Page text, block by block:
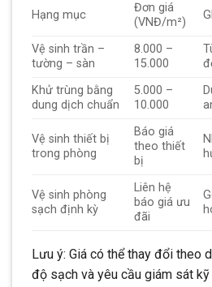
Hạng mục
Đơn giá
(VNĐ/m²)
Vệ sinh trần –
tường – sàn
8.000 –
15.000
Khử trùng bằng
dung dịch chuẩn
5.000 –
10.000
Vệ sinh thiết bị
trong phòng
Báo giá
theo thiết
bị
Vệ sinh phòng
sạch định kỳ
Liên hệ
báo giá ưu
đãi
Lưu ý: Giá có thể thay đổi theo
độ sạch và yêu cầu giám sát kỹ